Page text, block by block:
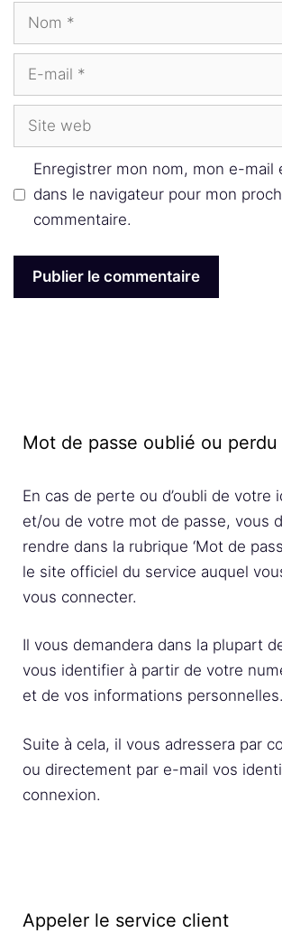
Nom
mail
Site
web
Enregistrer mon nom, mon e-mail
dans le navigateur pour mon
commentaire.
Mot de passe oublié ou perdu
En cas de perte ou d’oubli de votre
et/ou de votre mot de passe, vous
rendre dans la rubrique ‘Mot de
le site officiel du service auquel
vous connecter.
Il vous demandera dans la plupart
vous identifier à partir de votre
et de vos informations personnelles.
Suite à cela, il vous adressera par
ou directement par e-mail vos
connexion.
Appeler le service client